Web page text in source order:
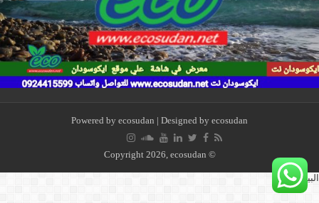
Powered byecosudan | Designed byecosudan
© Copyright 2026, ecosudan
البيئة بيتنا